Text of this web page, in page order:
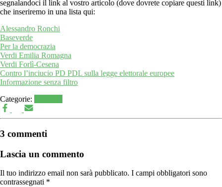
segnalandoci il link al vostro articolo (dove dovrete copiare questi link)
che inseriremo in una lista qui:
Alessandro Ronchi
Baseverde
Per la democrazia
Verdi Emilia Romagna
Verdi Forlì-Cesena
Contro l’inciucio PD PDL sulla legge elettorale europee
Informazione senza filtro
Categorie:
3 commenti
Lascia un commento
Il tuo indirizzo email non sarà pubblicato. I campi obbligatori sono
contrassegnati *